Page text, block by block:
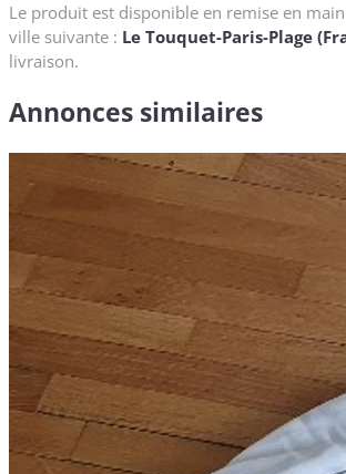
Le produit est disponible en remise en
ville suivante : Le Touquet-Paris-Plage
livraison.
Annonces similaires